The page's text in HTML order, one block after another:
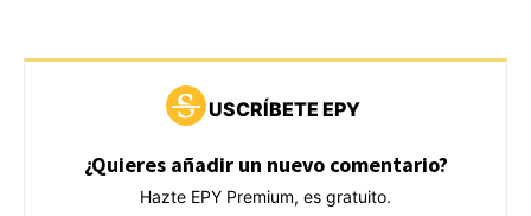
USCRÍBETE EPY
¿Quieres añadir un nuevo comentario?
Hazte EPY Premium, es gratuito.